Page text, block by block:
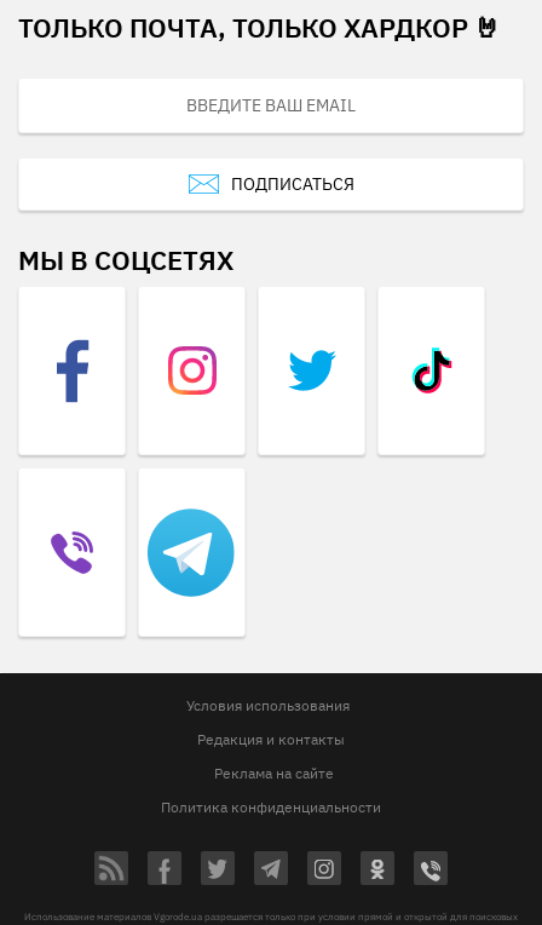
ТОЛЬКО ПОЧТА, ТОЛЬКО ХАРДКОР 🤘
ПОДПИСАТЬСЯ
МЫ В СОЦСЕТЯХ
Условия использования
Редакция и контакты
Реклама на сайте
Политика конфиденциальности
Использование материалов Vgorode.ua разрешается только при условии прямой и открытой для поисковых